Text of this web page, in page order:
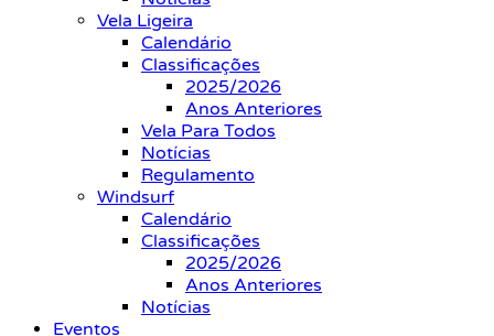
Vela Ligeira
Calendário
Classificações
2025/2026
Anos Anteriores
Vela Para Todos
Notícias
Regulamento
Windsurf
Calendário
Classificações
2025/2026
Anos Anteriores
Notícias
Eventos